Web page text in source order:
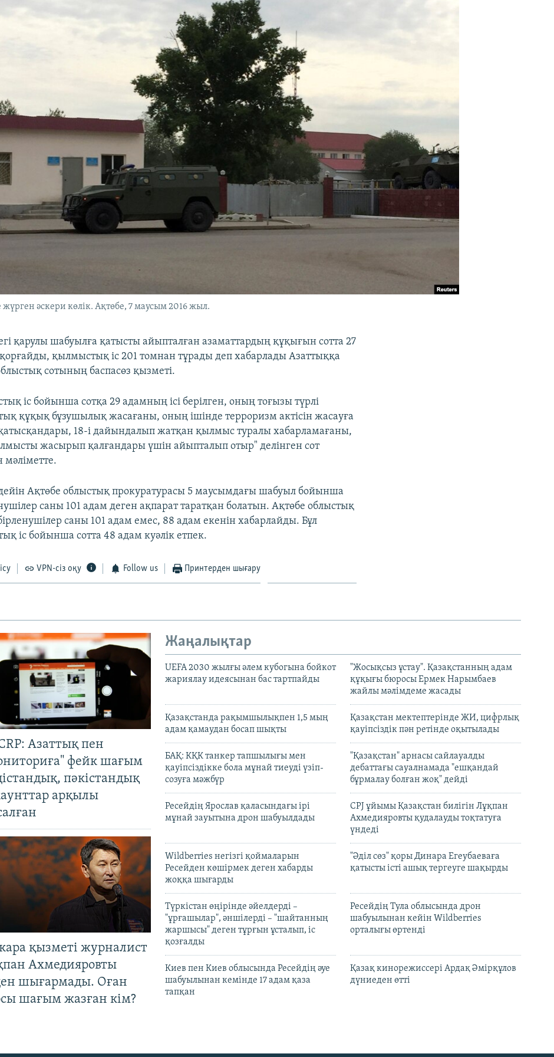
әскери көлік. Ақтөбе, 7 маусым 2016 жыл.
қарулы шабуылға қатысты айыпталған азаматтардың құқығын сотта 27
қылмыстық іс 201 томнан тұрады деп хабарлады Азаттыққа
сотының баспасөз қызметі.
іс бойынша сотқа 29 адамның ісі берілген, оның тоғызы түрлі
құқық бұзушылық жасағаны, оның ішінде терроризм актісін жасауға
18-і дайындалып жатқан қылмыс туралы хабарламағаны,
жасырып қалғандары үшін айыпталып отыр" делінген сот
мәліметте.
Ақтөбе облыстық прокуратурасы 5 маусымдағы шабуыл бойынша
саны 101 адам деген ақпарат таратқан болатын. Ақтөбе облыстық
саны 101 адам емес, 88 адам екенін хабарлайды. Бұл
іс бойынша сотта 48 адам куәлік етпек.
VPN-сіз оқу Follow us Принтерден шығару
Азаттық пен
фейк шағым
пәкістандық
арқылы
қызметі журналист
Ахмедияровты
шығармады. Оған
шағым жазған кім?
Жаңалықтар
UEFA 2030 жылғы әлем кубогына бойкот
жариялау идеясынан бас тартпайды
"Жосықсыз ұстау". Қазақстанның адам
құқығы бюросы Ермек Нарымбаев
жайлы мәлімдеме жасады
Қазақстанда рақымшылықпен 1,5 мың
адам қамаудан босап шықты
Қазақстан мектептерінде ЖИ, цифрлық
қауіпсіздік пән ретінде оқытылады
БАҚ: КҚК танкер тапшылығы мен
қауіпсіздікке бола мұнай тиеуді үзіп-
созуға мәжбүр
"Қазақстан" арнасы сайлауалды
дебаттағы сауалнамада "ешқандай
бұрмалау болған жоқ" дейді
Ресейдің Ярослав қаласындағы ірі
мұнай зауытына дрон шабуылдады
CPJ ұйымы Қазақстан билігін Лұқпан
Ахмедияровты қудалауды тоқтатуға
үндеді
Wildberries негізгі қоймаларын
Ресейден көшірмек деген хабарды
жоққа шығарды
"Әділ сөз" қоры Динара Егеубаеваға
қатысты істі ашық тергеуге шақырды
Түркістан өңірінде әйелдерді –
"ұрғашылар", әншілерді – "шайтанның
жаршысы" деген тұрғын ұсталып, іс
қозғалды
Ресейдің Тула облысында дрон
шабуылынан кейін Wildberries
орталығы өртенді
Киев пен Киев облысында Ресейдің әуе
шабуылынан кемінде 17 адам қаза
тапқан
Қазақ кинорежиссері Ардақ Әмірқұлов
дүниеден өтті